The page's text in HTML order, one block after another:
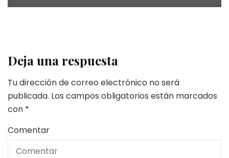
Deja una respuesta
Tu dirección de correo electrónico no será
publicada. Los campos obligatorios están marcados
con *
Comentar